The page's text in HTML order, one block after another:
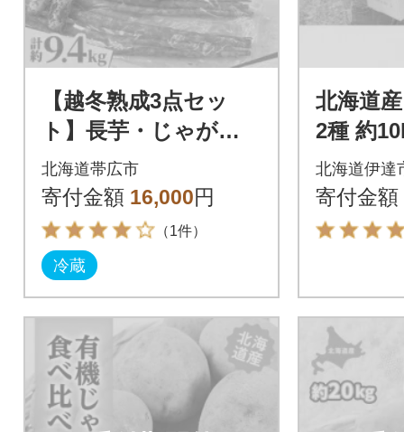
【越冬熟成3点セッ
ト】長芋・じゃがい
も(とうや)・春堀ゴボ
ウ 計約9.4kg 北海道
十勝帯広産
北海道帯広市
寄付金額 16,000円
（1件）
冷蔵
北海道
2種 約
ークイ
北海道伊達
寄付金額